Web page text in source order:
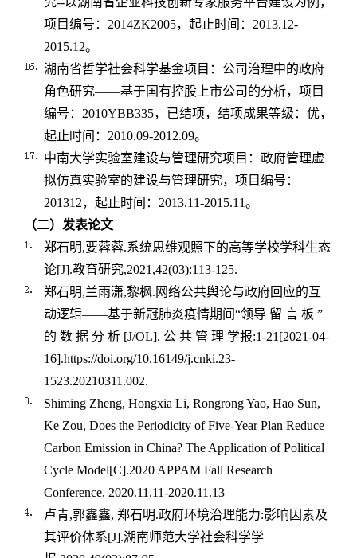
项目编号： 2014ZK2005，起止时间： 2013.12-
2015.12。
湖南省哲学社会科学基金项目：公司治理中的政府
角色研究——基于国有控股上市公司的分析，项目
编号： 2010YBB335，已结项，结项成果等级：优，
起止时间： 2010.09-2012.09。
中南大学实验室建设与管理研究项目：政府管理虚
拟仿真实验室的建设与管理研究，项目编号：
201312，起止时间： 2013.11-2015.11。
（二）发表论文
郑石明,要蓉蓉.系统思维观照下的高等学校学科生态
论[J].教育研究,2021,42(03):113-125.
郑石明,兰雨潇,黎枫. 网络公共舆论与政府回应的互
动逻辑——基于新冠肺炎疫情期间“领导 留 言 板 ”
的 数 据 分 析 [J/OL]. 公 共 管 理 学报:1-21[2021-04-
16].https://doi.org/10.16149/j.cnki.23-
1523.20210311.002.
Shiming Zheng, Hongxia Li, Rongrong Yao, Hao Sun,
Ke Zou, Does the Periodicity of Five-Year Plan Reduce
Carbon Emission in China? The Application of Political
Cycle Model[C].2020 APPAM Fall Research
Conference, 2020.11.11-2020.11.13
卢青,郭鑫鑫, 郑石明.政府环境治理能力:影响因素及
其评价体系[J].湖南师范大学社会科学学